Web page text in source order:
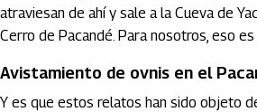
atraviesan de ahí y sale a la Cueva de
Cerro de Pacandé. Para nosotros, eso
Avistamiento de ovnis en el
Y es que estos relatos han sido objeto